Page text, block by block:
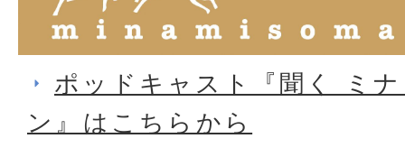
ポッドキャスト『聞く ミ
ン』はこちらから